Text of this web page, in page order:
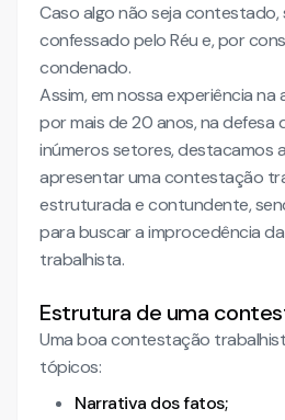
Caso algo não seja contestado,
confessado pelo Réu e, por
condenado.
Assim, em nossa experiência
por mais de 20 anos, na defesa
inúmeros setores, destacamos
apresentar uma contestação
estruturada e contundente,
para buscar a improcedência
trabalhista.
Estrutura de uma
Uma boa contestação
tópicos:
Narrativa dos fatos;